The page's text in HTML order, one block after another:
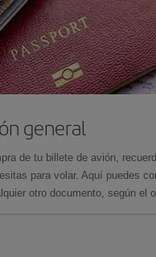
general
de tu billete de avión,
para volar. Aquí puedes
otro documento, según el